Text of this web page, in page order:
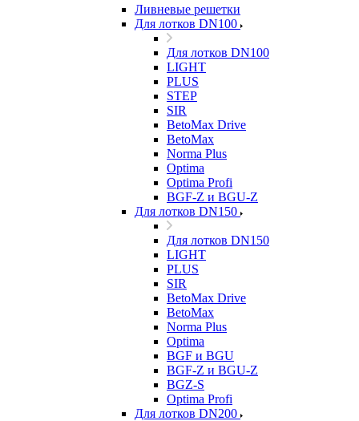
Ливневые решетки
Для лотков DN100
Для лотков DN100
LIGHT
PLUS
STEP
SIR
BetoMax Drive
BetoMax
Norma Plus
Optima
Optima Profi
BGF-Z и BGU-Z
Для лотков DN150
Для лотков DN150
LIGHT
PLUS
SIR
BetoMax Drive
BetoMax
Norma Plus
Optima
BGF и BGU
BGF-Z и BGU-Z
BGZ-S
Optima Profi
Для лотков DN200